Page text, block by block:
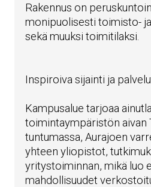
Rakennus on
monipuolisesti toimisto-
sekä muuksi toimitilaksi.
Inspiroiva sijainti ja
Kampusalue tarjoaa
toimintaympäristön aivan
tuntumassa, Aurajoen
yhteen yliopistot,
yritystoiminnan, mikä luo
mahdollisuudet